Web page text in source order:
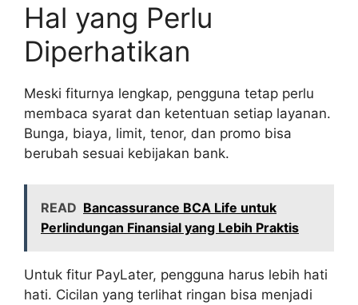
Hal yang Perlu
Diperhatikan
Meski fiturnya lengkap, pengguna tetap perlu
membaca syarat dan ketentuan setiap layanan.
Bunga, biaya, limit, tenor, dan promo bisa
berubah sesuai kebijakan bank.
READ Bancassurance BCA Life untuk
Perlindungan Finansial yang Lebih Praktis
Untuk fitur PayLater, pengguna harus lebih hati
hati. Cicilan yang terlihat ringan bisa menjadi